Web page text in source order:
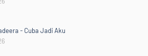
- Cuba Jadi Aku